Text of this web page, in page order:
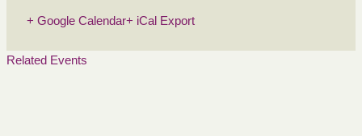
+ Google Calendar+ iCal Export
Related Events